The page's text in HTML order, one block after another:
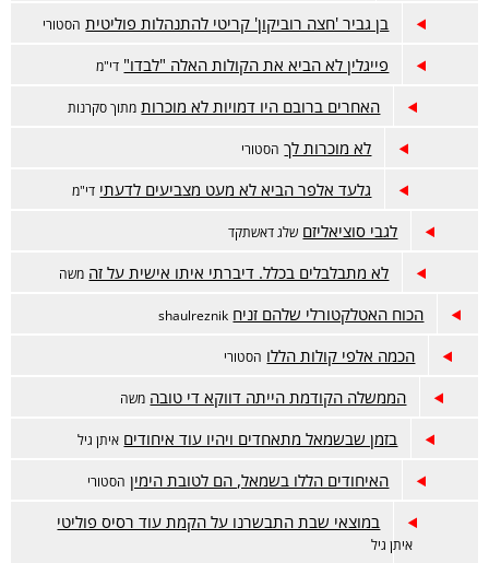
בן גביר 'חצה רוביקון' קריטי להתנהלות פוליטית הסטורי
פייגלין לא הביא את הקולות האלה "לבדו" די"מ
האחרים ברובם היו דמויות לא מוכרות מתוך סקרנות
לא מוכרות לך הסטורי
גלעד אלפר הביא לא מעט מצביעים לדעתי די"מ
לגבי סוציאליזם שלג דאשתקד
לא מתבלבלים בכלל. דיברתי איתו אישית על זה משה
הכוח האטלקטורלי שלהם זניח shaulreznik
הכמה אלפי קולות הללו הסטורי
הממשלה הקודמת הייתה דווקא די טובה משה
בזמן שבשמאל מתאחדים ויהיו עוד איחודים איתן גיל
האיחודים הללו בשמאל, הם לטובת הימין הסטורי
במוצאי שבת התבשרנו על הקמת עוד רסיס פוליטי
איתן גיל